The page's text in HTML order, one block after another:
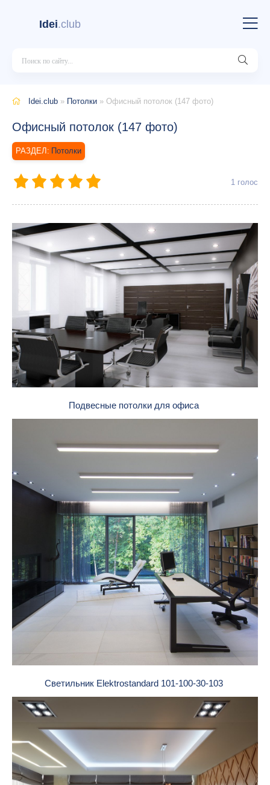
Idei.club
Idei.club » Потолки » Офисный потолок (147 фото)
Офисный потолок (147 фото)
Потолки
1 голос
Подвесные потолки для офиса
Светильник Elektrostandard 101-100-30-103